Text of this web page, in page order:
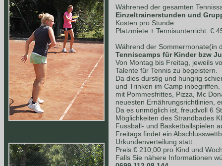
Währened der gesamten
Einzeltrainerstunden und
Kosten pro Stunde:
Platzmiete + Tennisunterricht: €
Während der Sommermonate(in
Tenniscamps für Kinder bzw
Von Montag bis Freitag, jeweils
Talente für Tennis zu begeistern.
Da dies durstig und hungrig
und Trinken im Camp
mit Pommesfrittes, Pizza, Mc
neuesten Ernährungsrichtlinien,
Da es unmöglich ist, freudvoll 6
Möglichkeiten des Strandbades
Fussball- und Basketballspielen
Freitags findet ein
Urkundenverteilung statt.
Preis:€ 210,00 pro Kind und
Falls Sie nähere Informationen